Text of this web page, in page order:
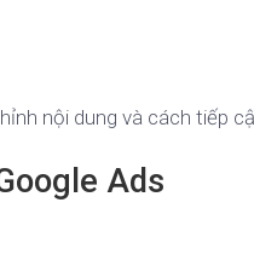
nội dung và cách tiếp
Ads